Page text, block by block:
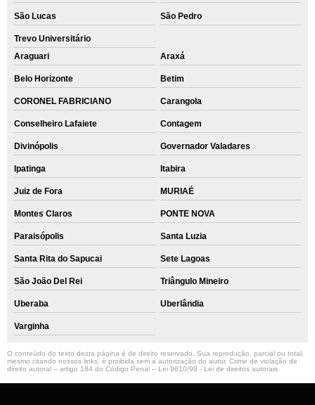
São Lucas São Pedro
Trevo Universitário
Araguari
Araxá
Belo Horizonte Betim
CORONEL FABRICIANO Carangola
Conselheiro Lafaiete Contagem
Divinópolis Governador Valadares
Ipatinga Itabira
Juiz de Fora MURIAÉ
Montes Claros PONTE NOVA
Paraisópolis Santa Luzia
Santa Rita do Sapucai Sete Lagoas
São João Del Rei Triângulo Mineiro
Uberaba Uberlândia
Varginha
O conteúdo do texto desta página é de direito reservado. Sua reprodução, parcial ou total,
mesmo citando nossos links, é proibida sem a autorização do autor. Crime de violação de
direito autoral – artigo 184 do Código Penal – Lei 9610/98 - Lei de direitos autorais